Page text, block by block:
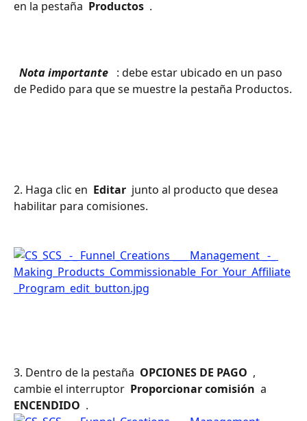
en la pestaña Productos .
Nota importante : debe estar ubicado en un paso
de Pedido para que se muestre la pestaña Productos.
2. Haga clic en Editar junto al producto que desea
habilitar para comisiones.
3. Dentro de la pestaña OPCIONES DE PAGO ,
cambie el interruptor Proporcionar comisión a
ENCENDIDO .